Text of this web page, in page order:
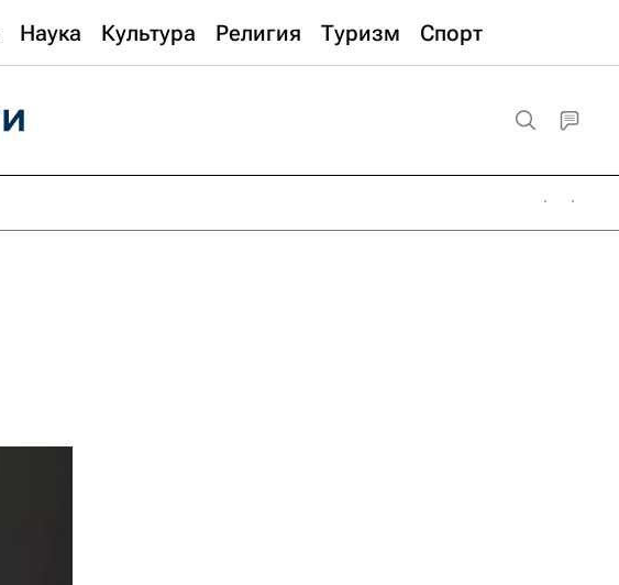
Наука Культура Религия Туризм Спорт